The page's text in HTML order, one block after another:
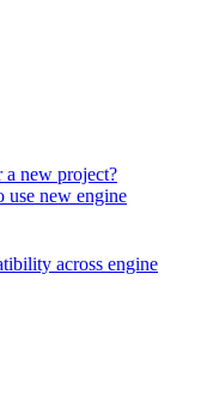
new project?
use new engine
across engine